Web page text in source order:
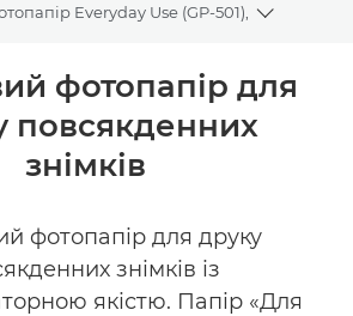
Everyday Use (GP-501),
Toggle
фотопапір для
повсякденних
знімків
фотопапір для друку
знімків із
якістю. Папір «Для